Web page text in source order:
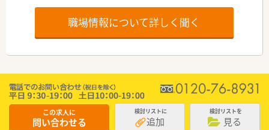
職場情報について詳しく聞く
この求人に
問い合わせる
検討リストに
追加
検討リストを
見る